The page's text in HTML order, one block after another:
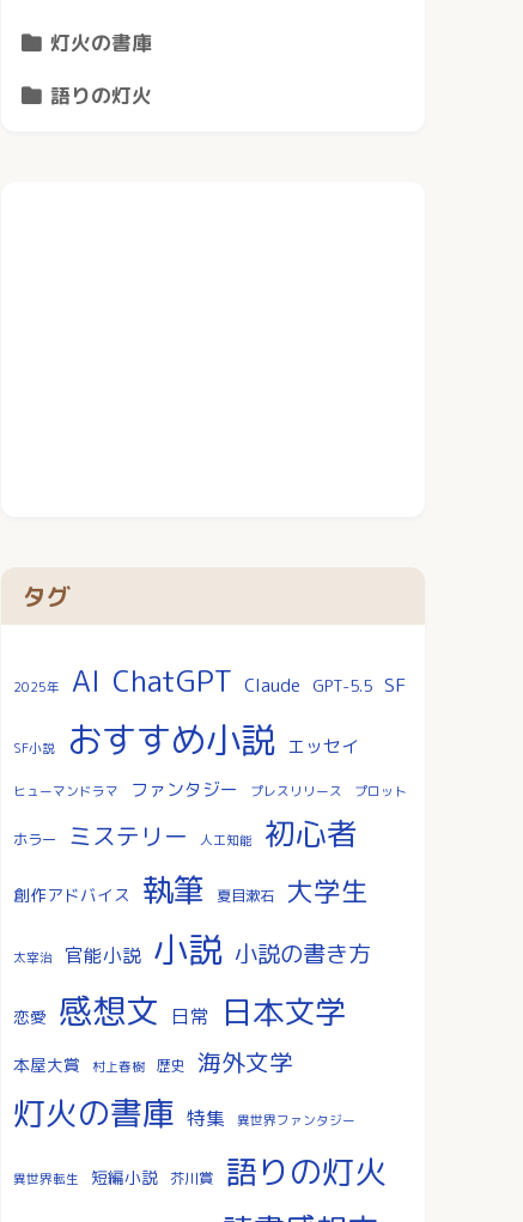
灯火の書庫
語りの灯火
タグ
2025年 AI ChatGPT Claude GPT-5.5 SF
SF小説 おすすめ小説 エッセイ
ヒューマンドラマ ファンタジー プレスリリース プロット
ホラー ミステリー 人工知能 初心者
創作アドバイス 執筆 夏目漱石 大学生
太宰治 官能小説 小説 小説の書き方
恋愛 感想文 日常 日本文学
本屋大賞 村上春樹 歴史 海外文学
灯火の書庫 特集 異世界ファンタジー
異世界転生 短編小説 芥川賞 語りの灯火